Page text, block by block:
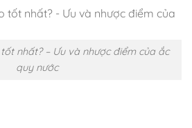
nhất? – Ưu và nhược điểm của ắc
quy nước